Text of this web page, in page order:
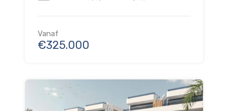
Vanaf
€325.000